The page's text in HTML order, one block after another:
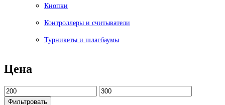
Кнопки
Контроллеры и считыватели
Турникеты и шлагбаумы
Цена
Фильтровать